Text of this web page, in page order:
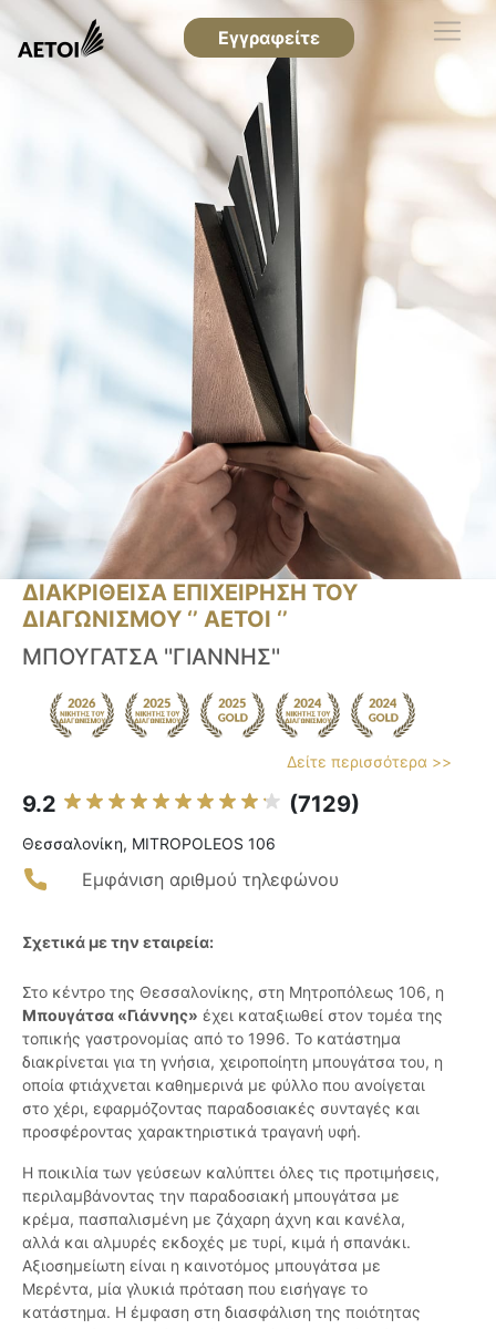
Εγγραφείτε
ΔΙΑΚΡΙΘΕΙΣΑ ΕΠΙΧΕΙΡΗΣΗ ΤΟΥ
ΔΙΑΓΩΝΙΣΜΟΥ ‘’ ΑΕΤΟΙ ‘’
ΜΠΟΥΓΑΤΣΑ ''ΓΙΑΝΝΗΣ''
Δείτε περισσότερα >>
9.2 (7129)
Θεσσαλονίκη, MITROPOLEOS 106
Εμφάνιση αριθμού τηλεφώνου
Σχετικά με την εταιρεία:
Στο κέντρο της Θεσσαλονίκης, στη Μητροπόλεως 106, η
Μπουγάτσα «Γιάννης» έχει καταξιωθεί στον τομέα της
τοπικής γαστρονομίας από το 1996. Το κατάστημα
διακρίνεται για τη γνήσια, χειροποίητη μπουγάτσα του, η
οποία φτιάχνεται καθημερινά με φύλλο που ανοίγεται
στο χέρι, εφαρμόζοντας παραδοσιακές συνταγές και
προσφέροντας χαρακτηριστικά τραγανή υφή.
Η ποικιλία των γεύσεων καλύπτει όλες τις προτιμήσεις,
περιλαμβάνοντας την παραδοσιακή μπουγάτσα με
κρέμα, πασπαλισμένη με ζάχαρη άχνη και κανέλα,
αλλά και αλμυρές εκδοχές με τυρί, κιμά ή σπανάκι.
Αξιοσημείωτη είναι η καινοτόμος μπουγάτσα με
Μερέντα, μία γλυκιά πρόταση που εισήγαγε το
κατάστημα. Η έμφαση στη διασφάλιση της ποιότητας